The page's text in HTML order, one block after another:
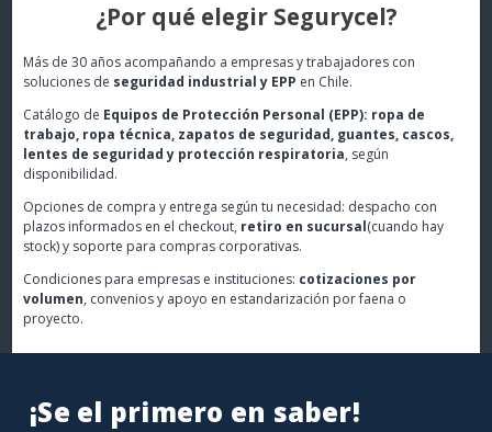
¿Por qué elegir Segurycel?
Más de 30 años acompañando a empresas y trabajadores con
soluciones de seguridad industrial y EPP en Chile.
Catálogo de Equipos de Protección Personal (EPP): ropa de
trabajo, ropa técnica, zapatos de seguridad, guantes, cascos,
lentes de seguridad y protección respiratoria, según
disponibilidad.
Opciones de compra y entrega según tu necesidad: despacho con
plazos informados en el checkout, retiro en sucursal(cuando hay
stock) y soporte para compras corporativas.
Condiciones para empresas e instituciones: cotizaciones por
volumen, convenios y apoyo en estandarización por faena o
proyecto.
¡Se el primero en saber!